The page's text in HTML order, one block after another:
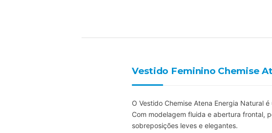
Vestido Feminino Chemise
O Vestido Chemise Atena Energia Natural
Com modelagem fluida e abertura frontal,
sobreposições leves e elegantes.